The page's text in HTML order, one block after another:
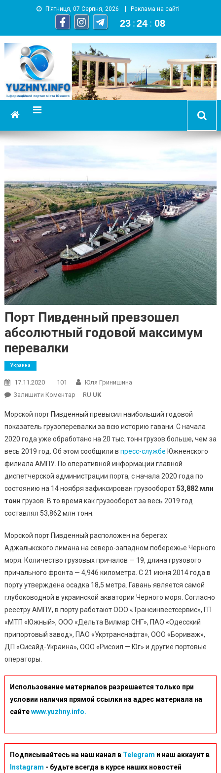
П’ятниця, 07 Серпня, 2026 Реклама на сайті
23 :24 : 09
YUZHNY.INFO
информационный портал города Южный
Порт Пивденный превзошел
абсолютный годовой максимум
перевалки
Украина
17.11.2020 101
Юля Гринишина
Залишити КоментарOn
Пивденный
Превзошел
Абсолютный
Годовой
Максимум
Перевалки
RU UK
Морской порт Пивденный превысил наибольший годовой
показатель грузоперевалки за всю историю гавани. С начала
2020 года уже обработано на 20 тыс. тонн грузов больше, чем за
весь 2019 год. Об этом сообщили в пресс-службе Южненского
филиала АМПУ. По оперативной информации главной
диспетчерской администрации порта, с начала 2020 года по
состоянию на 14 ноября зафиксирован грузооборот53,882 млн
тонн грузов. В то время как грузооборот за весь 2019 год
составлял 53,862 млн тонн.
Морской порт Пивденный расположен на берегах
Аджалыкского лимана на северо-западном побережье Черного
моря. Количество грузовых причалов — 19, длина грузового
причального фронта — 4,946 километра. С 21 июня 2014 года в
порту утверждена осадка 18,5 метра. Гавань является самой
глубоководной в украинской акватории Черного моря. Согласно
реестру АМПУ, в порту работают ООО «Трансинвестсервис», ГП
«МТП «Южный», ООО «Дельта Вилмар СНГ», ПАО «Одесский
припортовый завод», ПАО «Укртранснафта», ООО «Бориваж»,
ДП «Сисайд-Украина», ООО «Рисоил — Юг» и другие портовые
операторы.
Использование материалов разрешается только при
условии наличия прямой ссылки на адрес материала на
сайтеwww.yuzhny.info.
Подписывайтесь на наш канал в Telegram и наш аккаунт в
Instagram - будьте всегда в курсе наших новостей